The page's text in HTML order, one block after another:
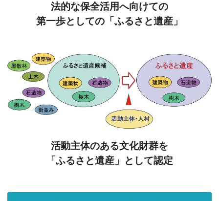
法的な保全活用へ向けての
第一歩としての「ふるさと遺産」
活動主体のある文化財群を
「ふるさと遺産」として認定